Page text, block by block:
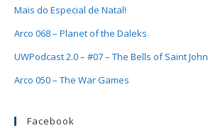
Mais do Especial de Natal!
Arco 068 – Planet of the Daleks
UWPodcast 2.0 – #07 – The Bells of Saint John
Arco 050 – The War Games
Facebook